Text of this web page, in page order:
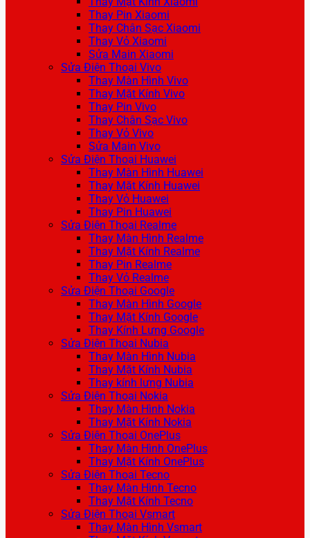
Thay Pin Xiaomi
Thay Chân Sạc Xiaomi
Thay Vỏ Xiaomi
Sửa Main Xiaomi
Sửa Điện Thoại Vivo
Thay Màn Hình Vivo
Thay Mặt Kính Vivo
Thay Pin Vivo
Thay Chân Sạc Vivo
Thay Vỏ Vivo
Sửa Main Vivo
Sửa Điện Thoại Huawei
Thay Màn Hình Huawei
Thay Mặt Kính Huawei
Thay Vỏ Huawei
Thay Pin Huawei
Sửa Điện Thoại Realme
Thay Màn Hình Realme
Thay Mặt Kính Realme
Thay Pin Realme
Thay Vỏ Realme
Sửa Điện Thoại Google
Thay Màn Hình Google
Thay Mặt Kính Google
Thay Kính Lưng Google
Sửa Điện Thoại Nubia
Thay Màn Hình Nubia
Thay Mặt Kính Nubia
Thay kính lưng Nubia
Sửa Điện Thoại Nokia
Thay Màn Hình Nokia
Thay Mặt Kính Nokia
Sửa Điện Thoại OnePlus
Thay Màn Hình OnePlus
Thay Mặt Kính OnePlus
Sửa Điện Thoại Tecno
Thay Màn Hình Tecno
Thay Mặt Kính Tecno
Sửa Điện Thoại Vsmart
Thay Màn Hình Vsmart